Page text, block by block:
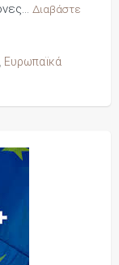
Διαβάστε
Ευρωπαϊκά